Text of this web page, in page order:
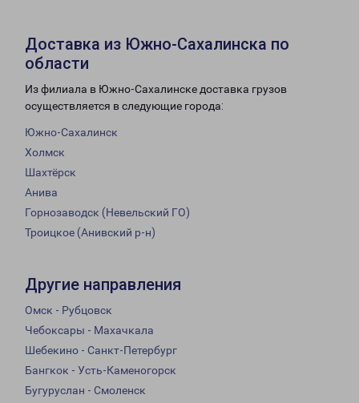
Доставка из Южно-Сахалинска по
области
Из филиала в Южно-Сахалинске доставка грузов
осуществляется в следующие города:
Южно-Сахалинск
Холмск
Шахтёрск
Анива
Горнозаводск (Невельский ГО)
Троицкое (Анивский р-н)
Другие направления
Омск - Рубцовск
Чебоксары - Махачкала
Шебекино - Санкт-Петербург
Бангкок - Усть-Каменогорск
Бугуруслан - Смоленск